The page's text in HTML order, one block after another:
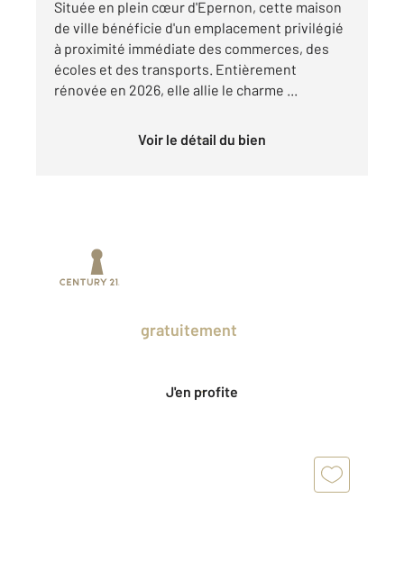
Située en plein cœur d'Epernon, cette maison
de ville bénéficie d'un emplacement privilégié
à proximité immédiate des commerces, des
écoles et des transports. Entièrement
rénovée en 2026, elle allie le charme ...
Voir le détail du bien
gratuitement
J'en profite